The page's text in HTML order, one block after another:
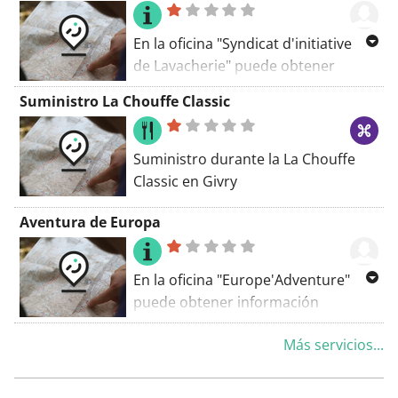
En la oficina "Syndicat d'initiative
de Lavacherie" puede obtener
información turística. Esta oficina se
encuentra en Sainte-Ode.
Suministro La Chouffe Classic
Suministro durante la La Chouffe
Classic en Givry
Aventura de Europa
En la oficina "Europe'Adventure"
puede obtener información
turística. Esta oficina está ubicada
Más servicios...